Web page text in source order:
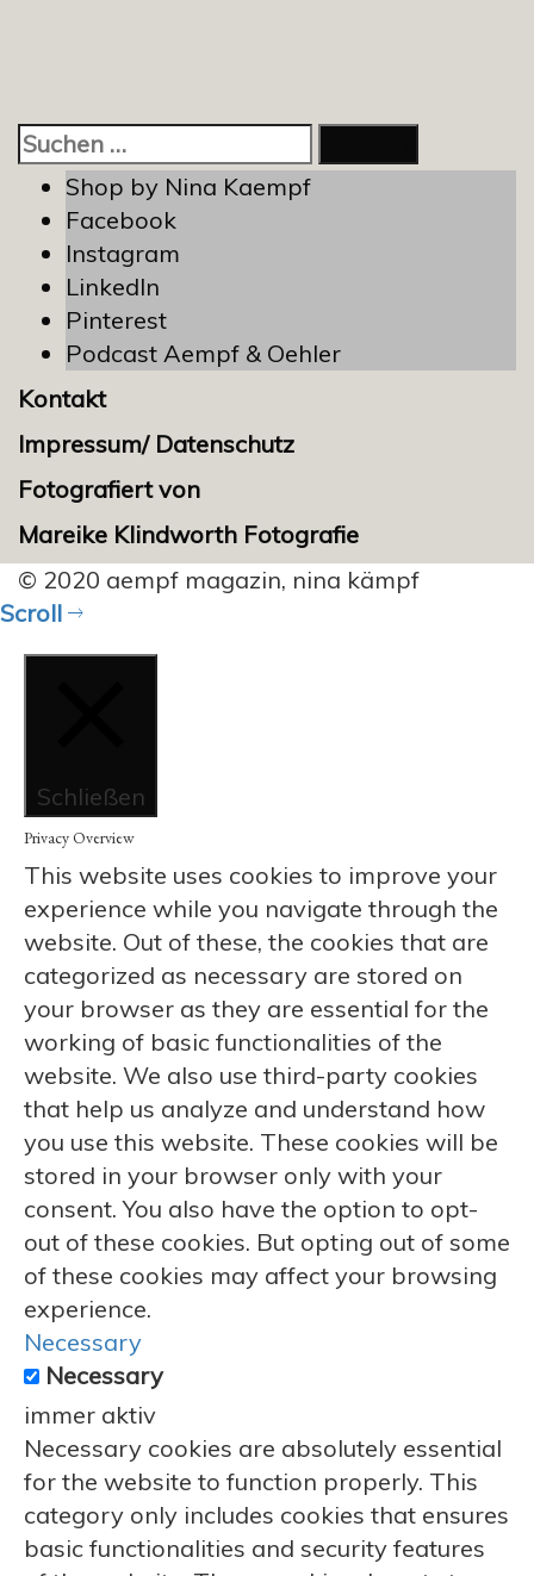
Suchen
nach:Shop by Nina Kaempf
Facebook
Instagram
LinkedIn
Pinterest
Podcast Aempf & Oehler
Kontakt
Impressum/ Datenschutz
Fotografiert von
Mareike Klindworth Fotografie
© 2020 aempf magazin, nina kämpf
Scroll
Schließen
Privacy Overview
This website uses cookies to improve your
experience while you navigate through the
website. Out of these, the cookies that are
categorized as necessary are stored on
your browser as they are essential for the
working of basic functionalities of the
website. We also use third-party cookies
that help us analyze and understand how
you use this website. These cookies will be
stored in your browser only with your
consent. You also have the option to opt-
out of these cookies. But opting out of some
of these cookies may affect your browsing
experience.
Necessary
Necessary
immer aktiv
Necessary cookies are absolutely essential
for the website to function properly. This
category only includes cookies that ensures
basic functionalities and security features